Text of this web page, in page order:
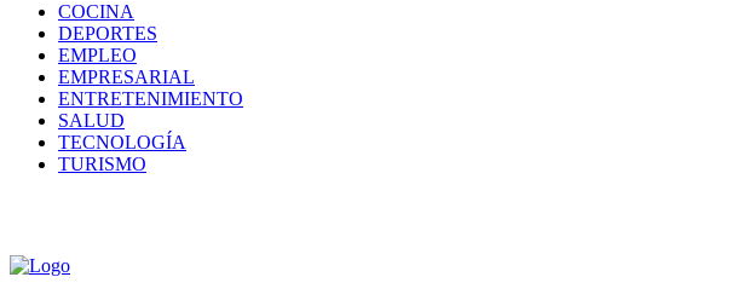
COCINA
DEPORTES
EMPLEO
EMPRESARIAL
ENTRETENIMIENTO
SALUD
TECNOLOGÍA
TURISMO